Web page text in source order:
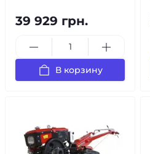
39 929 грн.
В корзину